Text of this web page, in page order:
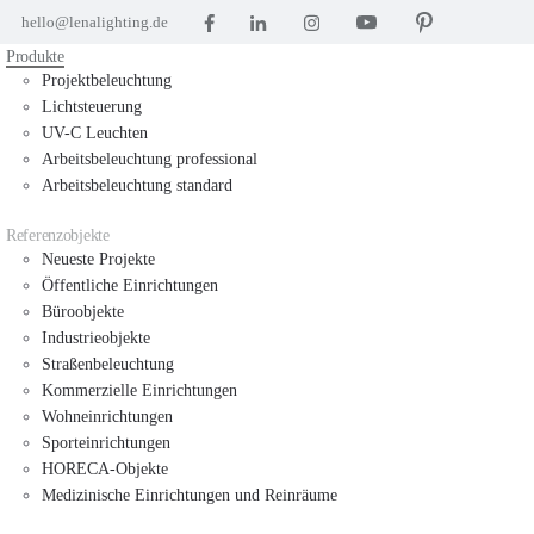
hello@lenalighting.de
Produkte
Projektbeleuchtung
Lichtsteuerung
UV-C Leuchten
Arbeitsbeleuchtung professional
Arbeitsbeleuchtung standard
Referenzobjekte
Neueste Projekte
Öffentliche Einrichtungen
Büroobjekte
Industrieobjekte
Straßenbeleuchtung
Kommerzielle Einrichtungen
Wohneinrichtungen
Sporteinrichtungen
HORECA-Objekte
Medizinische Einrichtungen und Reinräume